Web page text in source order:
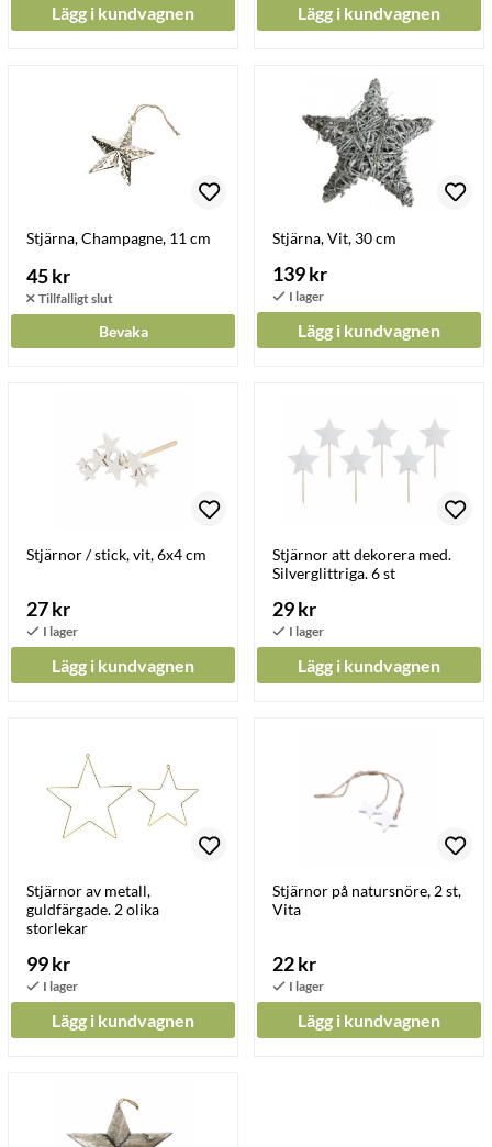
Lägg i kundvagnen Lägg i kundvagnen
Stjärna, Champagne, 11 cm
45 kr
Bevaka
Stjärna, Vit, 30 cm
139 kr
Lägg i kundvagnen
Stjärnor / stick, vit, 6x4 cm
27 kr
Lägg i kundvagnen
Stjärnor att dekorera med.
Silverglittriga. 6 st
29 kr
Lägg i kundvagnen
Stjärnor av metall,
guldfärgade. 2 olika
storlekar
99 kr
Lägg i kundvagnen
Stjärnor på natursnöre, 2 st,
Vita
22 kr
Lägg i kundvagnen